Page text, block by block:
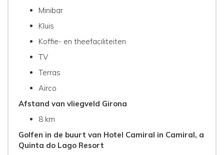
Minibar
Kluis
Koffie- en theefaciliteiten
TV
Terras
Airco
Afstand van vliegveld Girona
8 km
Golfen in de buurt van Hotel Camiral in Camiral, a
Quinta do Lago Resort